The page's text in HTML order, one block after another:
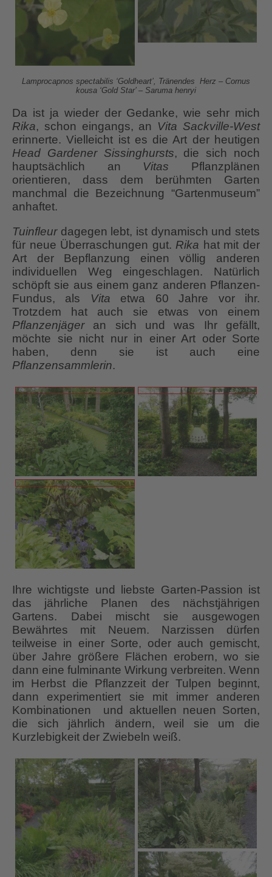
Lamprocapnos spectabilis ‘Goldheart’, Tränendes Herz – Cornus
kousa ‘Gold Star’ – Saruma henryi
Da ist ja wieder der Gedanke, wie sehr mich
Rika, schon eingangs, an Vita Sackville-West
erinnerte. Vielleicht ist es die Art der heutigen
Head Gardener Sissinghursts, die sich noch
hauptsächlich an Vitas Pflanzplänen
orientieren, dass dem berühmten Garten
manchmal die Bezeichnung “Gartenmuseum”
anhaftet.
Tuinfleur dagegen lebt, ist dynamisch und stets
für neue Überraschungen gut. Rika hat mit der
Art der Bepflanzung einen völlig anderen
individuellen Weg eingeschlagen. Natürlich
schöpft sie aus einem ganz anderen Pflanzen-
Fundus, als
Vita etwa 60 Jahre vor ihr.
Trotzdem hat auch sie etwas von einem
Pflanzenjäger an sich und was Ihr gefällt,
möchte sie nicht nur in einer Art oder Sorte
haben, denn sie ist auch eine
Pflanzensammlerin.
Ihre wichtigste und liebste Garten-Passion ist
das jährliche Planen des nächstjährigen
Gartens. Dabei mischt sie ausgewogen
Bewährtes mit Neuem. Narzissen dürfen
teilweise in einer Sorte, oder auch gemischt,
über Jahre größere Flächen erobern, wo sie
dann eine fulminante Wirkung verbreiten. Wenn
im Herbst die Pflanzzeit der Tulpen beginnt,
dann experimentiert sie mit immer anderen
Kombinationen und aktuellen neuen Sorten,
die sich jährlich ändern, weil sie um die
Kurzlebigkeit der Zwiebeln weiß.